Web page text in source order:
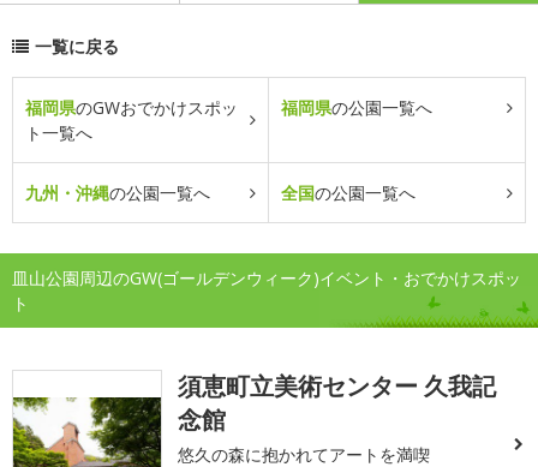
一覧に戻る
福岡県のGWおでかけスポッ
ト一覧へ
福岡県の公園一覧へ
九州・沖縄の公園一覧へ 全国の公園一覧へ
皿山公園周辺のGW(ゴールデンウィーク)イベント・おでかけスポッ
ト
須恵町立美術センター 久我記
念館
悠久の森に抱かれてアートを満喫